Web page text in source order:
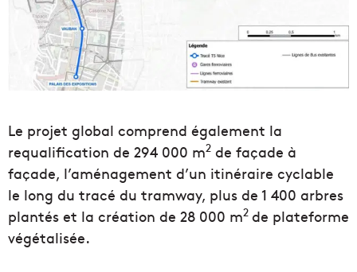
Le projet global comprend également la
requalification de 294 000 m2 de façade à
façade, l’aménagement d’un itinéraire cyclable
le long du tracé du tramway, plus de 1 400 arbres
plantés et la création de 28 000 m2 de plateforme
végétalisée.